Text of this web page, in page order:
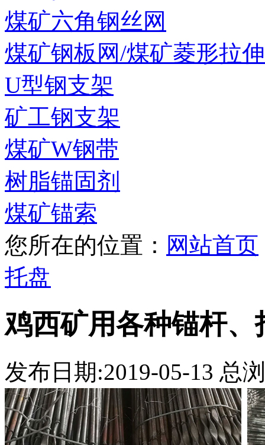
煤矿六角钢丝网
煤矿钢板网/煤矿菱形拉
U型钢支架
矿工钢支架
煤矿W钢带
树脂锚固剂
煤矿锚索
您所在的位置： 网站首页
托盘
鸡西矿用各种锚杆、
发布日期:2019-05-13 总